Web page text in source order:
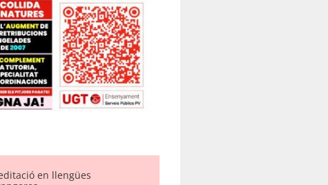
en llengües